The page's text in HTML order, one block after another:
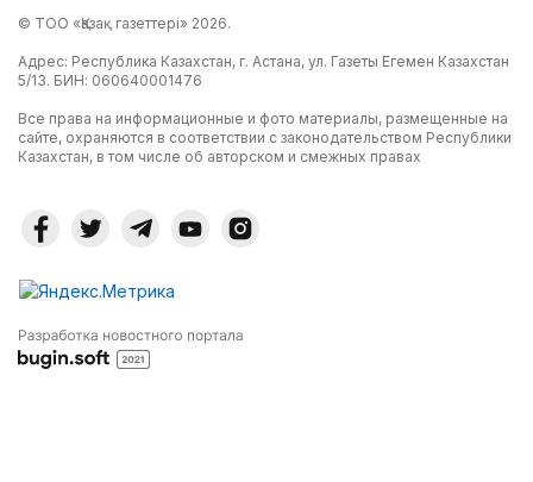
© ТОО «Қазақ газеттері» 2026.
Адрес: Республика Казахстан, г. Астана, ул. Газеты Егемен Казахстан
5/13. БИН: 060640001476
Все права на информационные и фото материалы, размещенные на
сайте, охраняются в соответствии с законодательством Республики
Казахстан, в том числе об авторском и смежных правах